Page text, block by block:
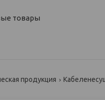
товары
продукция